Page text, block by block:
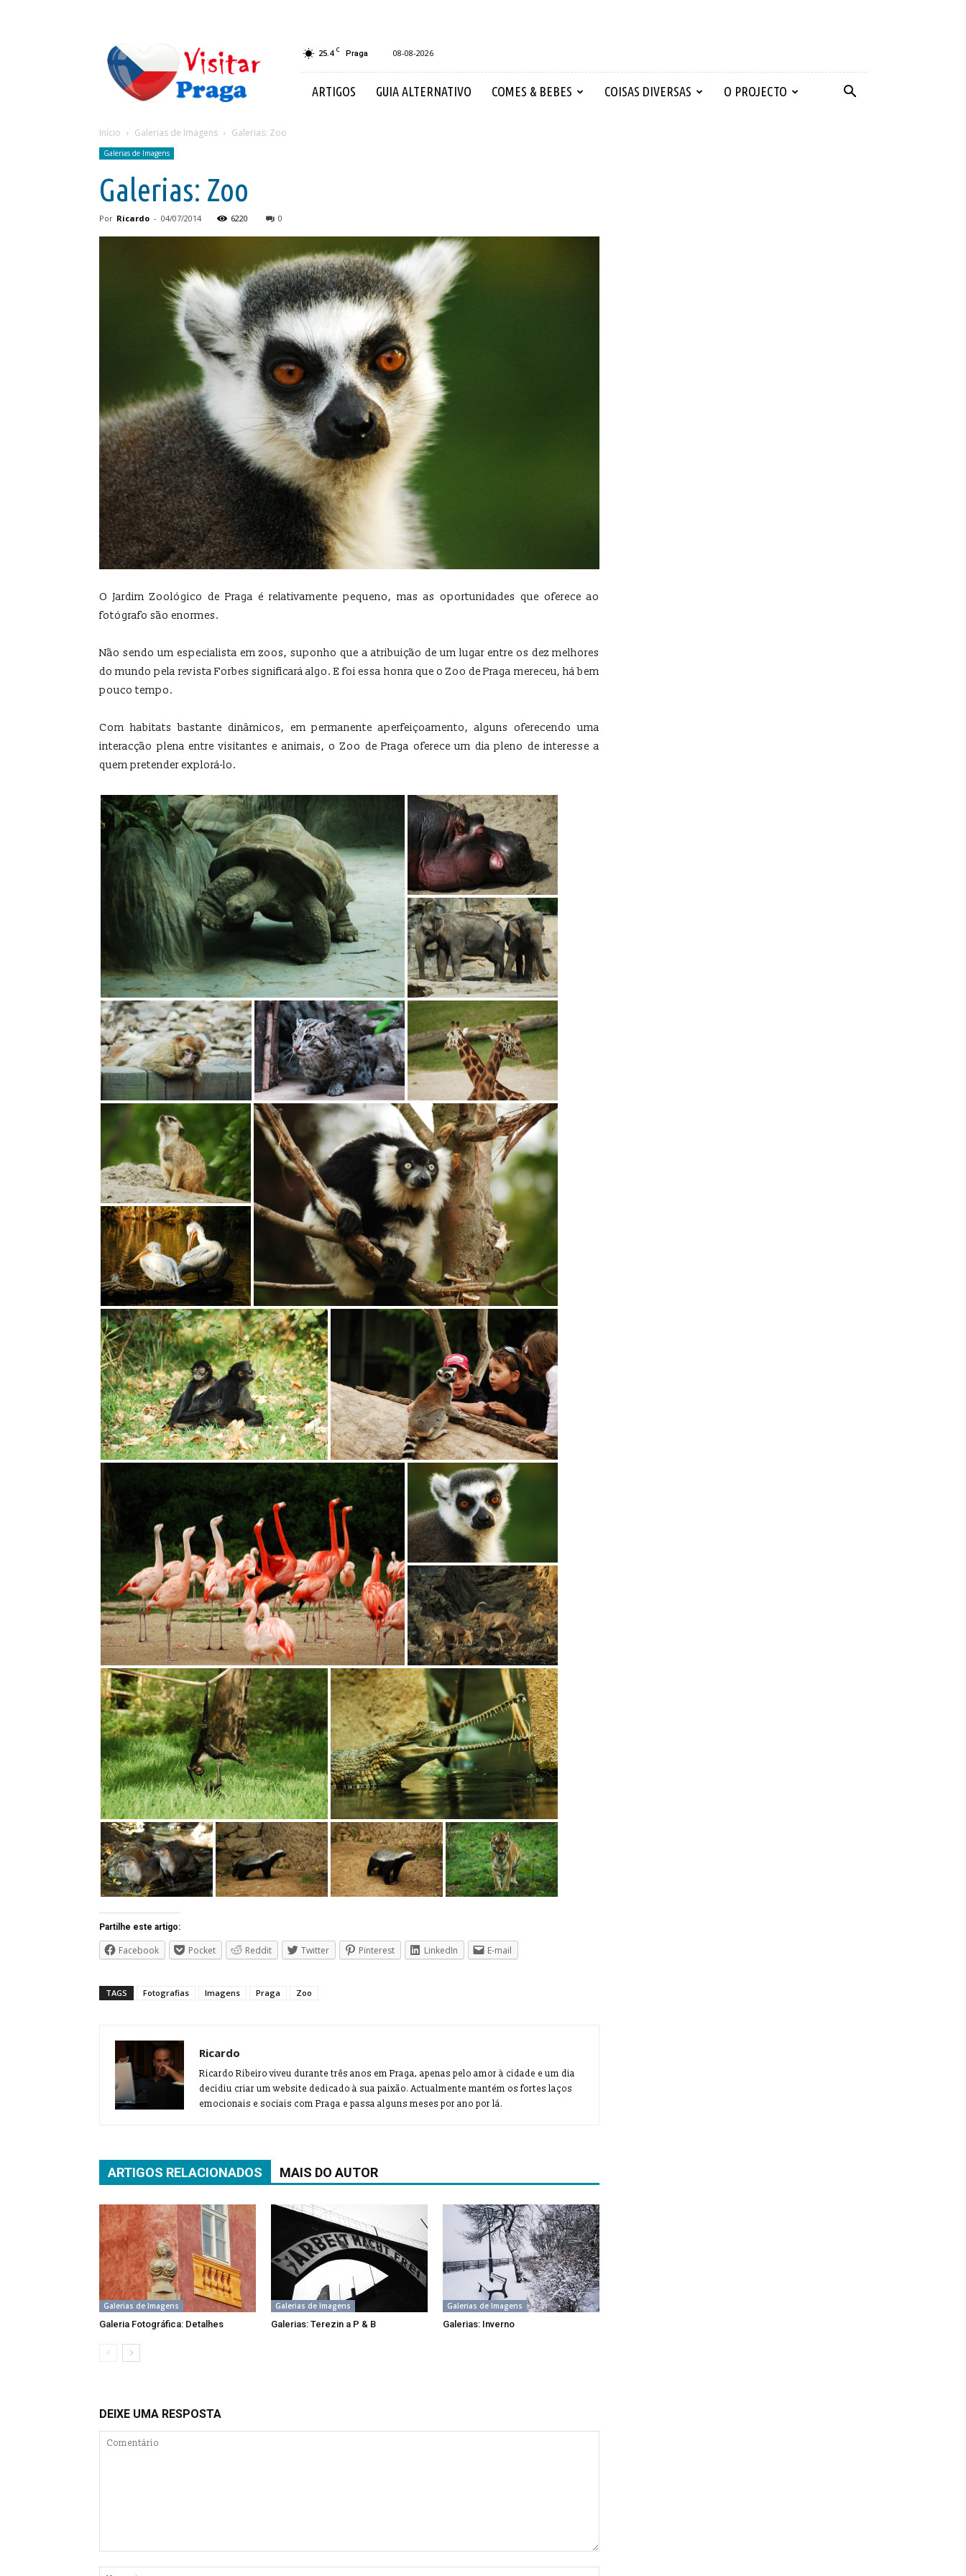
Visitar
Praga
25.4 C Praga 08-08-2026
ARTIGOS GUIA ALTERNATIVO COMES & BEBES COISAS DIVERSAS O PROJECTO
Início Galerias de Imagens Galerias: Zoo
Galerias de Imagens
Galerias: Zoo
Por Ricardo - 04/07/2014 6220 0
O Jardim Zoológico de Praga é relativamente pequeno, mas as oportunidades que oferece ao
fotógrafo são enormes.
Não sendo um especialista em zoos, suponho que a atribuição de um lugar entre os dez melhores
do mundo pela revista Forbes significará algo. E foi essa honra que o Zoo de Praga mereceu, há bem
pouco tempo.
Com habitats bastante dinâmicos, em permanente aperfeiçoamento, alguns oferecendo uma
interacção plena entre visitantes e animais, o Zoo de Praga oferece um dia pleno de interesse a
quem pretender explorá-lo.
Partilhe este artigo:
Facebook Pocket Reddit Twitter Pinterest LinkedIn E-mail
TAGS Fotografias Imagens Praga Zoo
Ricardo
Ricardo Ribeiro viveu durante três anos em Praga, apenas pelo amor à cidade e um dia
decidiu criar um website dedicado à sua paixão. Actualmente mantém os fortes laços
emocionais e sociais com Praga e passa alguns meses por ano por lá.
ARTIGOS RELACIONADOS MAIS DO AUTOR
Galerias de Imagens
Galeria Fotográfica: Detalhes
Galerias de Imagens
Galerias: Terezin a P & B
Galerias de Imagens
Galerias: Inverno
DEIXE UMA RESPOSTA